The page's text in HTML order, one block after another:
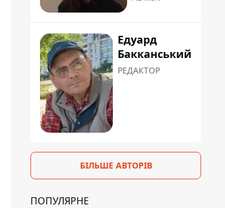
Едуард
Бакканський
РЕДАКТОР
БІЛЬШЕ АВТОРІВ
ПОПУЛЯРНЕ